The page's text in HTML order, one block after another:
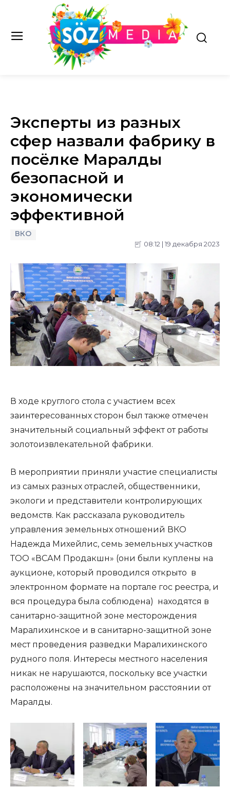
Эксперты из разных
сфер назвали фабрику в
посёлке Маралды
безопасной и
экономически
эффективной
ВКО
08:12 | 19 декабря 2023
В ходе круглого стола с участием всех
заинтересованных сторон был также отмечен
значительный социальный эффект от работы
золотоизвлекательной фабрики.
В мероприятии приняли участие специалисты
из самых разных отраслей, общественники,
экологи и представители контролирующих
ведомств. Как рассказала руководитель
управления земельных отношений ВКО
Надежда Михейлис, семь земельных участков
ТОО «ВСАМ Продакшн» (они были куплены на
аукционе, который проводился открыто в
электронном формате на портале гос реестра, и
вся процедура была соблюдена) находятся в
санитарно-защитной зоне месторождения
Маралихинское и в санитарно-защитной зоне
мест проведения разведки Маралихинского
рудного поля. Интересы местного населения
никак не нарушаются, поскольку все участки
расположены на значительном расстоянии от
Маралды.